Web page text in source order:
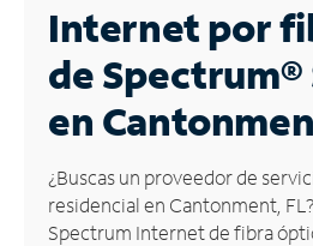
Business
Contáctanos
Inglés
Administrar
Internet por
de Spectrum®
en
¿Buscas un proveedor de
residencial en Cantonment,
Spectrum Internet de fibra